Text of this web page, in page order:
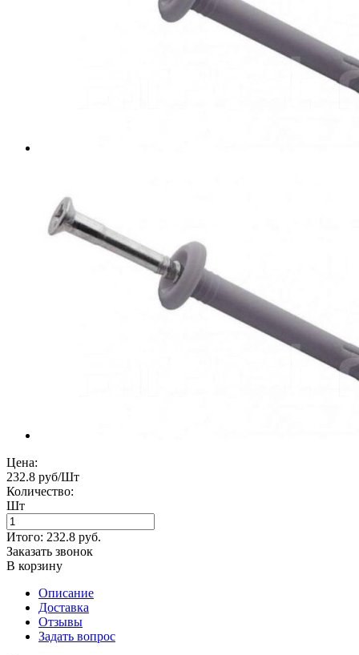
Цена:
232.8 руб/Шт
Количество:
Шт
Итого: 232.8 руб.
Заказать звонок
В корзину
Описание
Доставка
Отзывы
Задать вопрос